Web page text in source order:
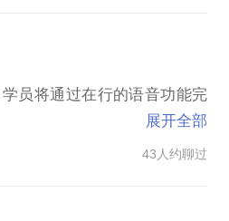
款指南——万一要离婚，房
径解决——手术不满意，是打
损害的因果关系？如何获得赔
学员将通过在行的语音功能完
麻烦要用法律手段维权，我可
展开全部
43人约聊过